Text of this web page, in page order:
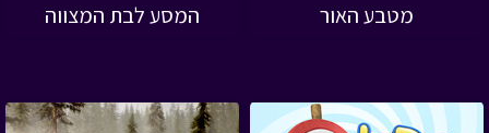
מטבע האור המסע לבת המצווה